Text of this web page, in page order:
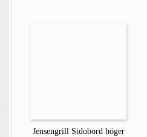
Jensengrill Sidobord höger